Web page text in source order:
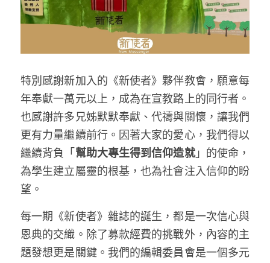
特別感謝新加入的《新使者》夥伴教會，願意每
年奉獻一萬元以上，成為在宣教路上的同行者。
也感謝許多兄姊默默奉獻、代禱與關懷，讓我們
更有力量繼續前行。因著大家的愛心，我們得以
繼續背負「 幫助大專生得到信仰造就」的使命，
為學生建立屬靈的根基，也為社會注入信仰的盼
望。
每一期《新使者》雜誌的誕生，都是一次信心與
恩典的交織。除了募款經費的挑戰外，內容的主
題發想更是關鍵。我們的編輯委員會是一個多元